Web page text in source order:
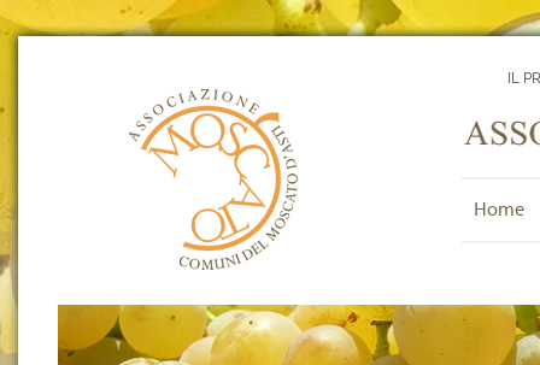
IL
Home